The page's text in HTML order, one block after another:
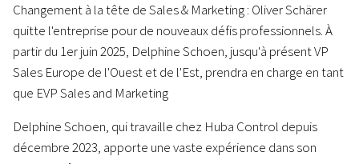
Changement à la tête de Sales & Marketing : Oliver Schärer
quitte l'entreprise pour de nouveaux défis professionnels. À
partir du 1er juin 2025, Delphine Schoen, jusqu'à présent VP
Sales Europe de l'Ouest et de l'Est, prendra en charge en tant
que EVP Sales and Marketing
Delphine Schoen, qui travaille chez Huba Control depuis
décembre 2023, apporte une vaste expérience dans son